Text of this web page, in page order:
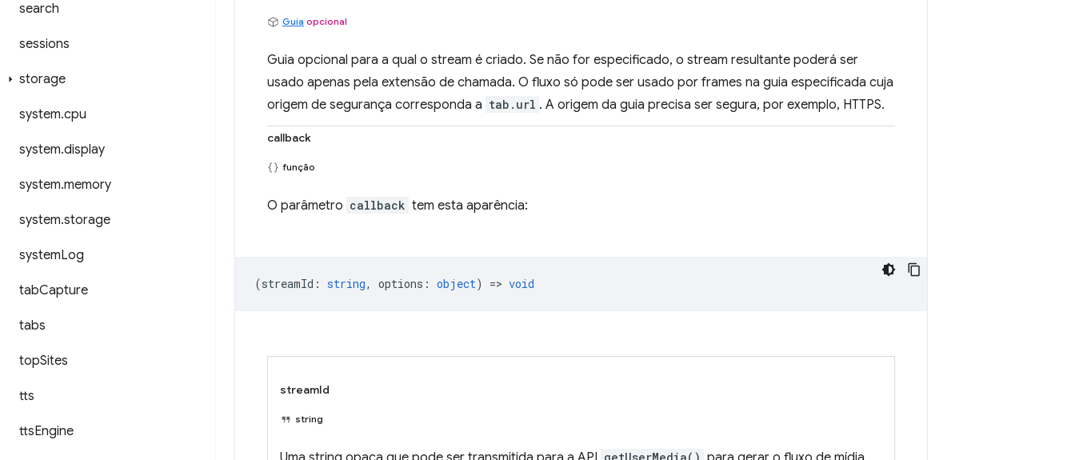
search
sessions
storage
system.cpu
system.display
system.memory
system.storage
systemLog
tabCapture
tabs
topSites
tts
ttsEngine
Guia opcional
Guia opcional para a qual o stream é criado. Se não for especificado, o stream resultante poderá ser
usado apenas pela extensão de chamada. O fluxo só pode ser usado por frames na guia especificada cuja
origem de segurança corresponda a tab.url . A origem da guia precisa ser segura, por exemplo, HTTPS.
callback
função
O parâmetro callback tem esta aparência:
(streamId : string, options : object) => void
streamId
string